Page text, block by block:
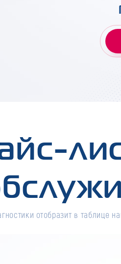
отобразит в таблице